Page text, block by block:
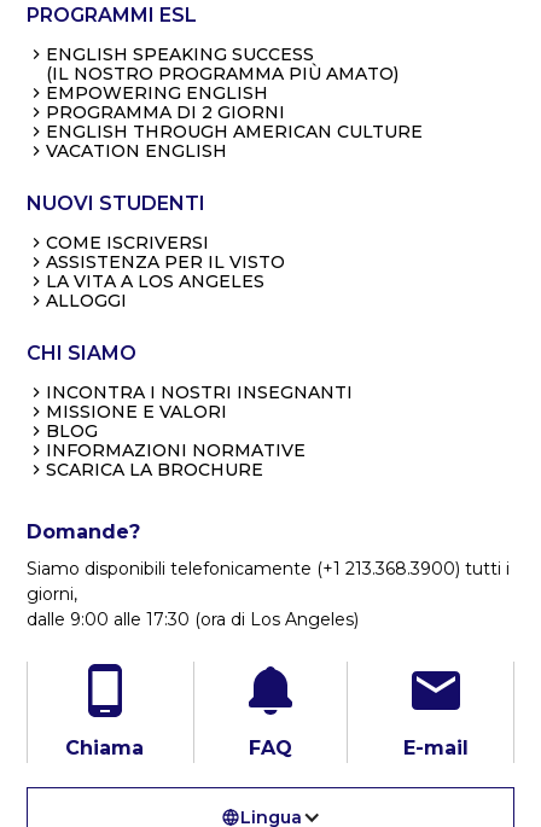
PROGRAMMI ESL
ENGLISH SPEAKING SUCCESS
(IL NOSTRO PROGRAMMA PIÙ AMATO)
EMPOWERING ENGLISH
PROGRAMMA DI 2 GIORNI
ENGLISH THROUGH AMERICAN CULTURE
VACATION ENGLISH
NUOVI STUDENTI
COME ISCRIVERSI
ASSISTENZA PER IL VISTO
LA VITA A LOS ANGELES
ALLOGGI
CHI SIAMO
INCONTRA I NOSTRI INSEGNANTI
MISSIONE E VALORI
BLOG
INFORMAZIONI NORMATIVE
SCARICA LA BROCHURE
Domande?
Siamo disponibili telefonicamente (+1 213.368.3900) tutti i
giorni,
dalle 9:00 alle 17:30 (ora di Los Angeles)
Chiama FAQ E-mail
Lingua